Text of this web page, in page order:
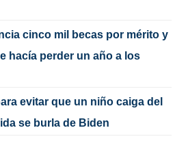
cinco mil becas por mérito y
hacía perder un año a los
evitar que un niño caiga del
se burla de Biden